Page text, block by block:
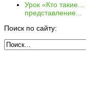
Урок «Кто такие...
представление...
Поиск по сайту: